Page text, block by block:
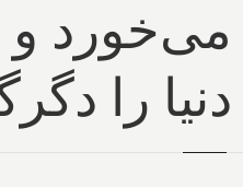
می‌خورد و
دنیا را